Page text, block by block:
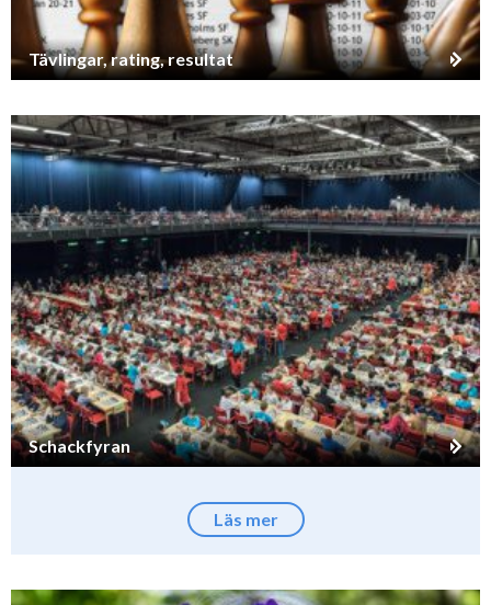
Tävlingar, rating, resultat
Schackfyran
Läs mer